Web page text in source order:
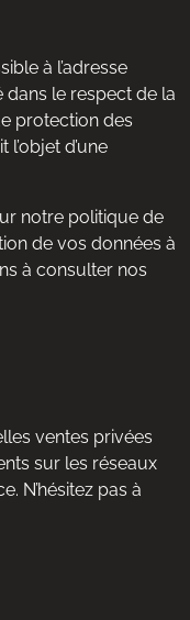
à l’adresse
dans le respect de la
protection des
l’objet d’une
notre politique de
de vos données à
à consulter nos
ventes privées
sur les réseaux
N’hésitez pas à